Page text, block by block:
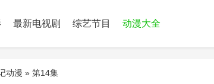
最新电视剧 综艺节目 动漫大全
动漫 » 第14集